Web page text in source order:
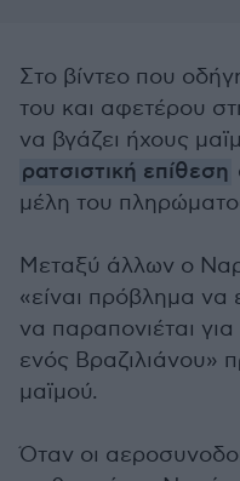
Στο βίντεο που
του και αφετέρου
να βγάζει ήχους
ρατσιστική επίθεση
μέλη του
Μεταξύ άλλων ο
«είναι πρόβλημα να
να παραπονιέται
ενός Βραζιλιάνου»
μαϊμού.
Όταν οι